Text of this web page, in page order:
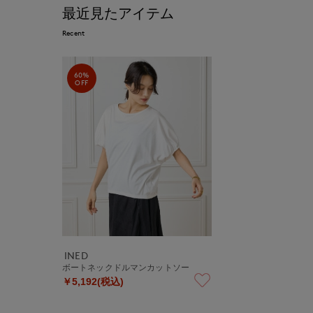
最近見たアイテム
Recent
60%
OFF
INED
ボートネックドルマンカットソー
￥5,192(税込)